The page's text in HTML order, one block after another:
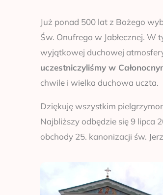
Już ponad 500 lat z Bożego
Św. Onufrego w Jabłecznej.
wyjątkowej duchowej
uczestniczyliśmy w
chwile i wielka duchowa uczta.
Dziękuję wszystkim
Najbliższy odbędzie się 9 lipca
obchody 25. kanonizacji św.